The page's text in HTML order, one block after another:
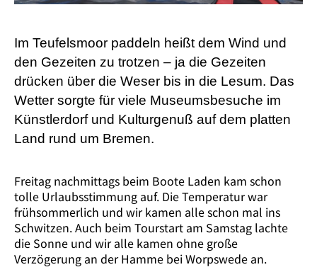
Im Teufelsmoor paddeln heißt dem Wind und
den Gezeiten zu trotzen – ja die Gezeiten
drücken über die Weser bis in die Lesum. Das
Wetter sorgte für viele Museumsbesuche im
Künstlerdorf und Kulturgenuß auf dem platten
Land rund um Bremen.
Freitag nachmittags beim Boote Laden kam schon
tolle Urlaubsstimmung auf. Die Temperatur war
frühsommerlich und wir kamen alle schon mal ins
Schwitzen. Auch beim Tourstart am Samstag lachte
die Sonne und wir alle kamen ohne große
Verzögerung an der Hamme bei Worpswede an.